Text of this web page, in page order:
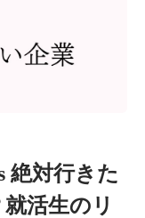
絶対行きた
活生のリ